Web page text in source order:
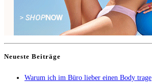
Neueste Beiträge
Warum ich im Büro lieber einen Body trage